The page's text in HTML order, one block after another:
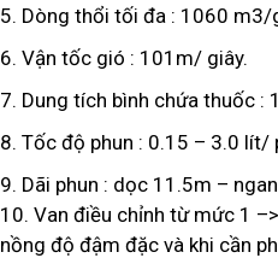
5. Dòng thổi tối đa : 1060 m3/
6. Vận tốc gió : 101m/ giây.
7. Dung tích bình chứa thuốc :
8. Tốc độ phun : 0.15 – 3.0 lít/
9. Dãi phun : dọc 11.5m –
10. Van điều chỉnh từ mức 1
nồng độ đậm đặc và khi cần